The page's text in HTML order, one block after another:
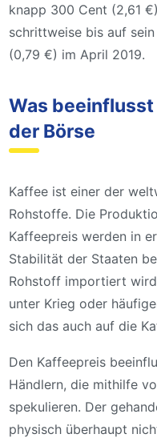
knapp 300 Cent (2,61
schrittweise bis auf
(0,79 €) im April 2019.
Was
der Börse
Kaffee ist einer der
Rohstoffe. Die
Kaffeepreis werden in
Stabilität der Staaten
Rohstoff importiert
unter Krieg oder
sich das auch auf die
Den Kaffeepreis
Händlern, die mithilfe
spekulieren. Der
physisch überhaupt